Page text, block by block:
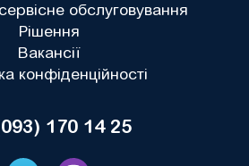
обслуговування
Рішення
Вакансії
конфіденційності
170 14 25